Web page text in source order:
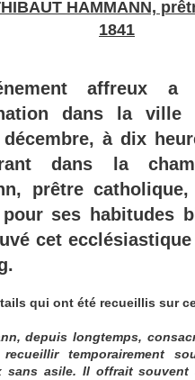
HAMMANN,
1841
affreux a
dans la ville
décembre, à dix
dans la
prêtre
ses habitudes
cet
qui ont été recueillis sur
depuis longtemps,
temporairement
sans asile. Il offrait souvent